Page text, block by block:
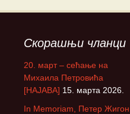
Скорашњи чланци
20. март – сећање на
Михаила Петровића
[НАЈАВА] 15. марта 2026.
In Memoriam, Петер Жигон